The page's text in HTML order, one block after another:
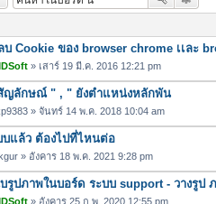
บ Cookie ของ browser chrome เเละ
» เสาร์ 19 มี.ค. 2016 12:21 pm
ญลักษณ์ " , " ยังตำแหน่งหลักพัน
» จันทร์ 14 พ.ค. 2018 10:04 am
บแล้ว ต้องไปที่ไหนต่อ
» อังคาร 18 พ.ค. 2021 9:28 pm
รูปภาพในบอร์ด ระบบ support - วางรูป
» อังคาร 25 ก.พ. 2020 12:55 pm